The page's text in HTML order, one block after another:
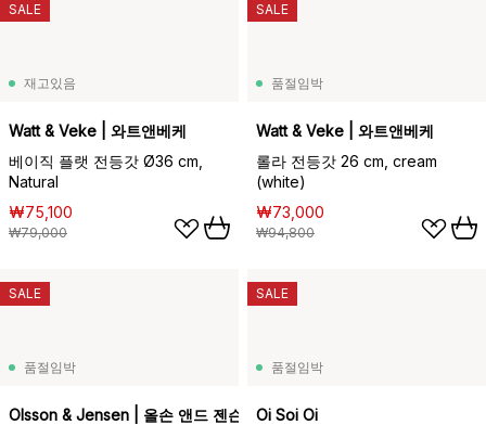
재고있음
Watt & Veke | 와트앤베케
베이직 플랫 전등갓 Ø36 cm,
Natural
₩75,100
₩79,000
SALE
품절임박
Watt & Veke | 와트앤베케
롤라 전등갓 26 cm, cream
(white)
₩73,000
₩94,800
SALE
품절임박
Olsson & Jensen | 올손 앤드 젠슨
SALE
품절임박
Oi Soi Oi
SALE